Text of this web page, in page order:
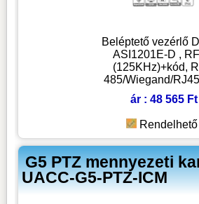
Beléptető vezérlő
ASI1201E-D ,
(125KHz)+kód,
485/Wiegand/
ár : 48 565 Ft
Rendelhető
G5 PTZ mennyezeti
UACC-G5-PTZ-ICM